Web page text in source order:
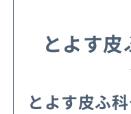
とよす
とよす皮ふ